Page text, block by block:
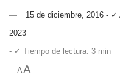
15 de diciembre, 2016 -
2023
- ✓ Tiempo de lectura: 3 min
AA